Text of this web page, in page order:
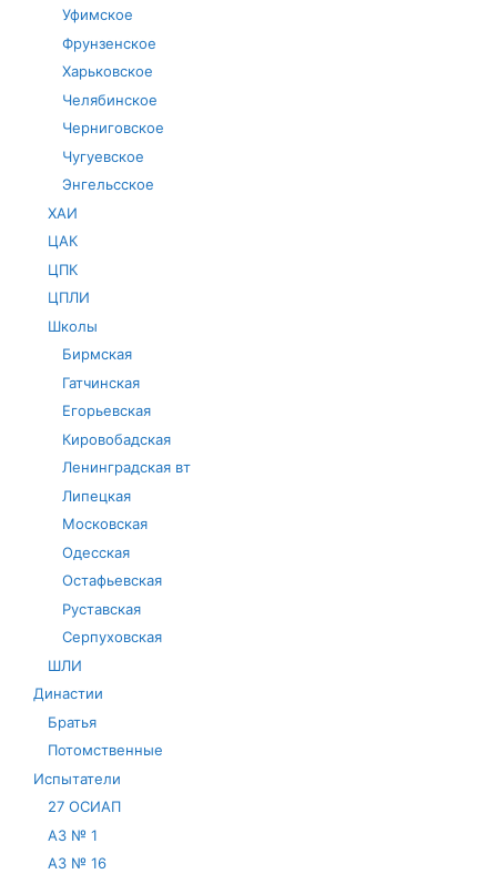
Уфимское
Фрунзенское
Харьковское
Челябинское
Черниговское
Чугуевское
Энгельсское
ХАИ
ЦАК
ЦПК
ЦПЛИ
Школы
Бирмская
Гатчинская
Егорьевская
Кировобадская
Ленинградская вт
Липецкая
Московская
Одесская
Остафьевская
Руставская
Серпуховская
ШЛИ
Династии
Братья
Потомственные
Испытатели
27 ОСИАП
АЗ № 1
АЗ № 16